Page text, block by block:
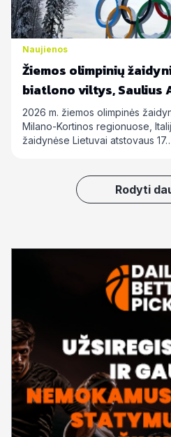
Naujienos
Žiemos olimpinių
biatlono viltys, Saulius
Allison Reed ir kiti
2026 m. žiemos olimpinės
Milano-Kortinos regionuose,
žaidynėse Lietuvai atstovaus
Rodyti